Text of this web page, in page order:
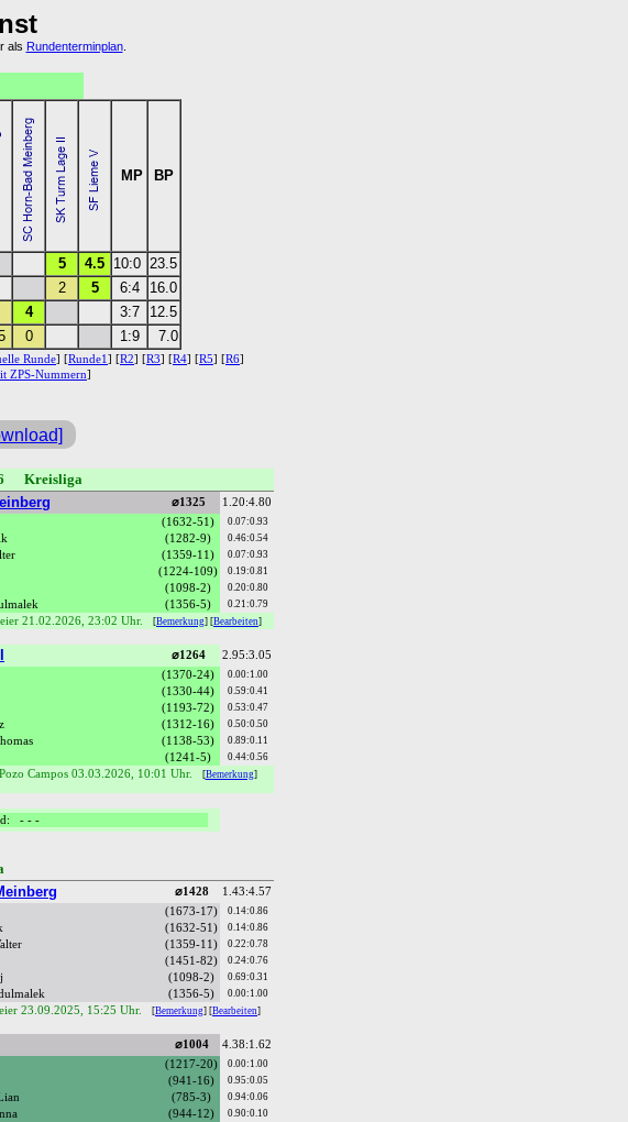
als Rundenterminplan.
MP BP
5 4.5 10:0 23.5
2 5 6:4
16.0
4 3:7
12.5
0 1:9 7.0
Runde Runde1 R2 R3 R4 R5 R6
ZPS-Nummern
Kreisliga
⌀1325
1.20:4.80
(1632-51) 0.07:0.93
(1282-9) 0.46:0.54
(1359-11) 0.07:0.93
(1224-109) 0.19:0.81
(1098-2) 0.20:0.80
(1356-5) 0.21:0.79
21.02.2026, 23:02 Uhr. [Bemerkung] [Bearbeiten]
⌀1264
2.95:3.05
(1370-24) 0.00:1.00
(1330-44) 0.59:0.41
(1193-72) 0.53:0.47
(1312-16) 0.50:0.50
(1138-53) 0.89:0.11
(1241-5) 0.44:0.56
Campos 03.03.2026, 10:01 Uhr. [Bemerkung]
- - -
⌀1428
1.43:4.57
(1673-17) 0.14:0.86
(1632-51) 0.14:0.86
(1359-11) 0.22:0.78
(1451-82) 0.24:0.76
(1098-2) 0.69:0.31
(1356-5) 0.00:1.00
23.09.2025, 15:25 Uhr. [Bemerkung] [Bearbeiten]
⌀1004
4.38:1.62
(1217-20) 0.00:1.00
(941-16) 0.95:0.05
(785-3) 0.94:0.06
(944-12) 0.90:0.10